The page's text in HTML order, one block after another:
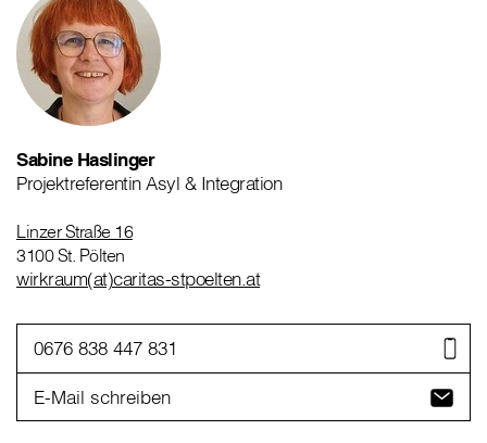
Sabine Haslinger
Projektreferentin Asyl & Integration
Linzer Straße 16
3100 St. Pölten
wirkraum(at)caritas-stpoelten.at
0676 838 447 831
E-Mail schreiben